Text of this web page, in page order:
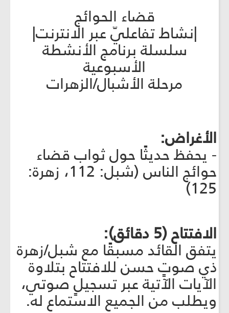
قضاء الحوائج
|نشاط تفاعليّ عبر الانترنت|
سلسلة برنامج الأنشطة
الأسبوعية
مرحلة الأشبال/الزهرات
الأغراض:
- يحفظ حديثًا حول ثواب قضاء
حوائج الناس (شبل: 112، زهرة:
125)
الافتتاح (5 دقائق):
يتفق القائد مسبقًا مع شبل/زهرة
ذي صوتٍ حسن للافتتاح بتلاوة
الآيات الآتية عبر تسجيلٍ صوتي،
ويطلب من الجميع الاستماع له.